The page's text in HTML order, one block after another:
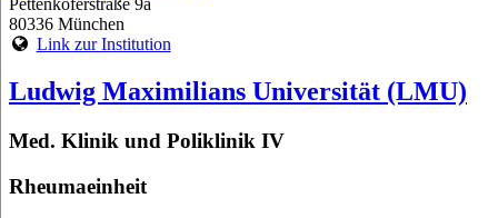
Pettenkoferstraße 9a
80336 München
Link zur Institution
Ludwig Maximilians Universität (LMU)
Med. Klinik und Poliklinik IV
Rheumaeinheit